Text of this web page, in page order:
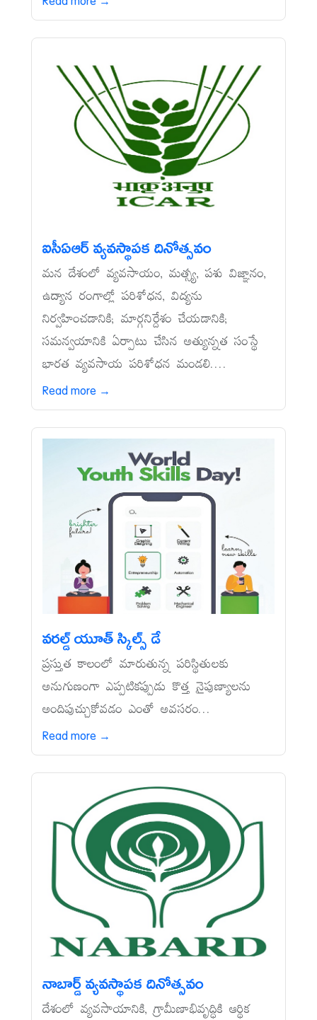
ఐసీఏఆర్‌ వ్యవస్థాపక దినోత్సవం
మన దేశంలో వ్యవసాయం, మత్స్య, పశు విజ్ఞానం,
ఉద్యాన రంగాల్లో పరిశోధన, విద్యను
నిర్వహించడానికి; మార్గనిర్దేశం చేయడానికి;
సమన్వయానికి ఏర్పాటు చేసిన అత్యున్నత సంస్థే
భారత వ్యవసాయ పరిశోధన మండలి....
Read more →
వరల్డ్‌ యూత్‌ స్కిల్స్‌ డే
ప్రస్తుత కాలంలో మారుతున్న పరిస్థితులకు
అనుగుణంగా ఎప్పటికప్పుడు కొత్త నైపుణ్యాలను
అందిపుచ్చుకోవడం ఎంతో అవసరం...
Read more →
నాబార్డ్‌ వ్యవస్థాపక దినోత్సవం
దేశంలో వ్యవసాయానికి, గ్రామీణాభివృద్ధికి ఆర్థిక